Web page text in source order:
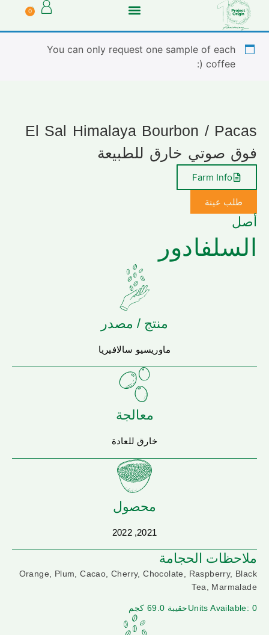
0
You can only request one sample of each
coffee (:
El Sal Himalaya Bourbon / Pacas
فوق صوتي خارق للطبيعة
Farm Info
طلب عينة
أصل
السلفادور
منتج / مصدر
ماوريسيو سالافيريا
معالجة
خارق للعادة
محصول
2021, 2022
ملاحظات الحجامة
Orange, Plum, Cacao, Cherry, Chocolate, Raspberry, Black
Tea, Marmalade
Units Available: 0حقيبة 69.0 كجم